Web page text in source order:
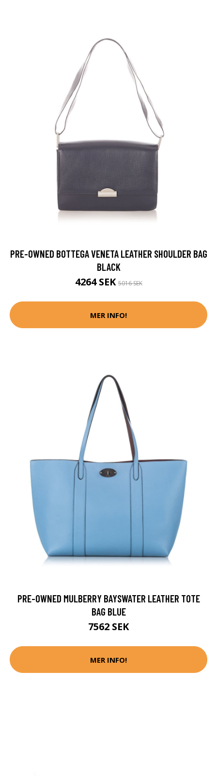
PRE-OWNED BOTTEGA VENETA LEATHER SHOULDER BAG
BLACK
4264 SEK5016 SEK
MER INFO!
PRE-OWNED MULBERRY BAYSWATER LEATHER TOTE
BAG BLUE
7562 SEK
MER INFO!